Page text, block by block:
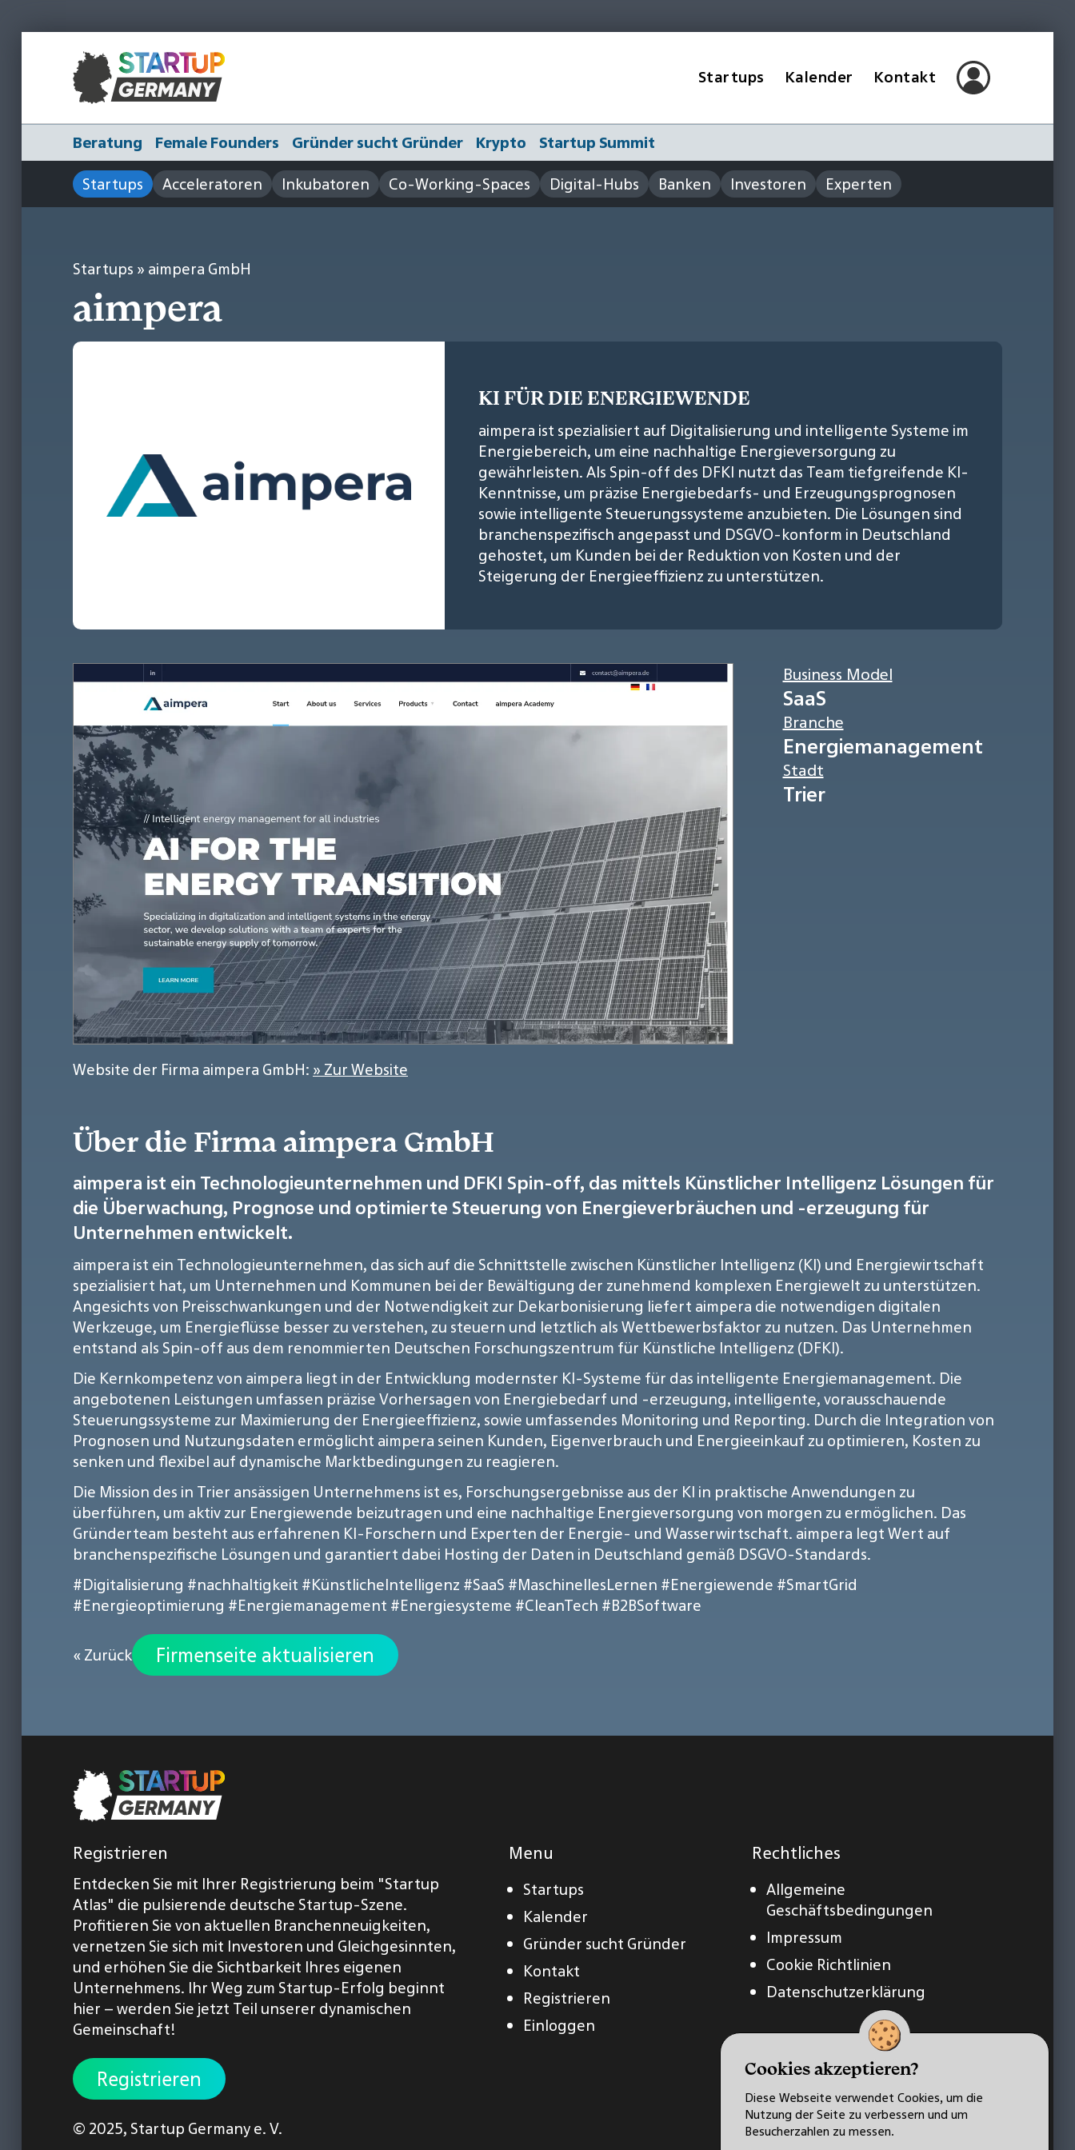
Startups Kalender Kontakt
Beratung Female Founders Gründer sucht Gründer Krypto
Startup Summit
Startups
Acceleratoren Inkubatoren Co-Working-Spaces Digital-Hubs Banken Investoren Experten
Startups » aimpera GmbH
aimpera
KI FÜR DIE ENERGIEWENDE
aimpera ist spezialisiert auf Digitalisierung und intelligente Systeme im
Energiebereich, um eine nachhaltige Energieversorgung zu
gewährleisten. Als Spin-off des DFKI nutzt das Team tiefgreifende KI-
Kenntnisse, um präzise Energiebedarfs- und Erzeugungsprognosen
sowie intelligente Steuerungssysteme anzubieten. Die Lösungen sind
branchenspezifisch angepasst und DSGVO-konform in Deutschland
gehostet, um Kunden bei der Reduktion von Kosten und der
Steigerung der Energieeffizienz zu unterstützen.
Website der Firma aimpera GmbH: » Zur Website
Business Model
SaaS
Branche
Energiemanagement
Stadt
Trier
Über die Firma aimpera GmbH
aimpera ist ein Technologieunternehmen und DFKI Spin-off, das mittels Künstlicher Intelligenz Lösungen für
die Überwachung, Prognose und optimierte Steuerung von Energieverbräuchen und -erzeugung für
Unternehmen entwickelt.
aimpera ist ein Technologieunternehmen, das sich auf die Schnittstelle zwischen Künstlicher Intelligenz (KI) und Energiewirtschaft
spezialisiert hat, um Unternehmen und Kommunen bei der Bewältigung der zunehmend komplexen Energiewelt zu unterstützen.
Angesichts von Preisschwankungen und der Notwendigkeit zur Dekarbonisierung liefert aimpera die notwendigen digitalen
Werkzeuge, um Energieflüsse besser zu verstehen, zu steuern und letztlich als Wettbewerbsfaktor zu nutzen. Das Unternehmen
entstand als Spin-off aus dem renommierten Deutschen Forschungszentrum für Künstliche Intelligenz (DFKI).
Die Kernkompetenz von aimpera liegt in der Entwicklung modernster KI-Systeme für das intelligente Energiemanagement. Die
angebotenen Leistungen umfassen präzise Vorhersagen von Energiebedarf und -erzeugung, intelligente, vorausschauende
Steuerungssysteme zur Maximierung der Energieeffizienz, sowie umfassendes Monitoring und Reporting. Durch die Integration von
Prognosen und Nutzungsdaten ermöglicht aimpera seinen Kunden, Eigenverbrauch und Energieeinkauf zu optimieren, Kosten zu
senken und flexibel auf dynamische Marktbedingungen zu reagieren.
Die Mission des in Trier ansässigen Unternehmens ist es, Forschungsergebnisse aus der KI in praktische Anwendungen zu
überführen, um aktiv zur Energiewende beizutragen und eine nachhaltige Energieversorgung von morgen zu ermöglichen. Das
Gründerteam besteht aus erfahrenen KI-Forschern und Experten der Energie- und Wasserwirtschaft. aimpera legt Wert auf
branchenspezifische Lösungen und garantiert dabei Hosting der Daten in Deutschland gemäß DSGVO-Standards.
#Digitalisierung #nachhaltigkeit #KünstlicheIntelligenz #SaaS #MaschinellesLernen #Energiewende #SmartGrid
#Energieoptimierung #Energiemanagement #Energiesysteme #CleanTech #B2BSoftware
« Zurück Firmenseite aktualisieren
Registrieren
Entdecken Sie mit Ihrer Registrierung beim "Startup
Atlas" die pulsierende deutsche Startup-Szene.
Profitieren Sie von aktuellen Branchenneuigkeiten,
vernetzen Sie sich mit Investoren und Gleichgesinnten,
und erhöhen Sie die Sichtbarkeit Ihres eigenen
Unternehmens. Ihr Weg zum Startup-Erfolg beginnt
hier – werden Sie jetzt Teil unserer dynamischen
Gemeinschaft!
Registrieren
Menu
Startups
Kalender
Gründer sucht Gründer
Kontakt
Registrieren
Einloggen
Rechtliches
Allgemeine
Geschäftsbedingungen
Impressum
Cookie Richtlinien
Datenschutzerklärung
© 2025, Startup Germany e. V.
Cookies akzeptieren?
Diese Webseite verwendet Cookies, um die
Nutzung der Seite zu verbessern und um
Besucherzahlen zu messen.